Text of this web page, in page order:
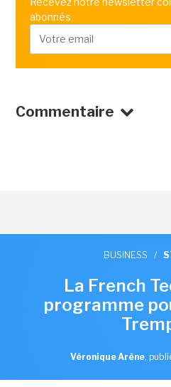
abonnés
Commentaire
BUSINESS /
La French
programme
Véronique Arène,